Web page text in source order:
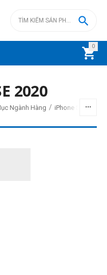
0


2020
Ngành Hàng / iPhone SE 2020